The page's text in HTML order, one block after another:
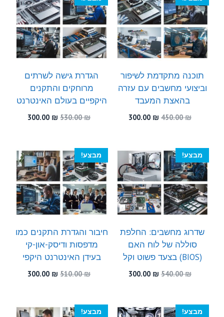
תוכנה מתקדמת לשיפור
וביצועי מחשבים עם עזרה
בהאצת המעבד
450.00₪
המחיר
450.00 ₪.
300.00 ₪
300.00 ₪.
הגדרת גישה לשרתים
מרוחקים והתקנים
היקפיים בעולם האינטרנט
530.00₪
המחיר
530.00 ₪.
300.00 ₪
המחיר
300.00 ₪.
מבצע!
שדרוג מחשבים: החלפת
סוללה של לוח האם
(BIOS) בצעד פשוט וקל
540.00₪
המחיר
540.00 ₪.
300.00 ₪
300.00 ₪.
מבצע!
חיבור והגדרת התקנים כמו
מדפסות ודיסק-און-קי
בעידן האינטרנט היקפי
510.00₪
המחיר
510.00 ₪.
300.00 ₪
המחיר
300.00 ₪.
מבצע! מבצע!